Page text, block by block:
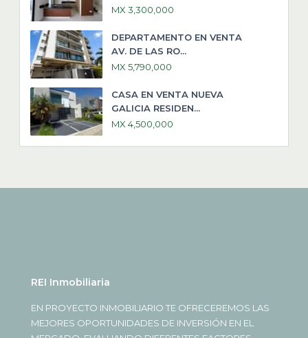
MX 3,300,000
DEPARTAMENTO EN VENTA
AV. DE LAS RO...
MX 5,790,000
CASA EN VENTA NUEVA
GALICIA RESIDEN...
MX 4,500,000
REI Inmobiliaria
EN PROYECTO INMOBILIARIO TE OFRECEREMOS LAS
MEJORES OPORTUNIDADES DE INVERSIÓN EN EL